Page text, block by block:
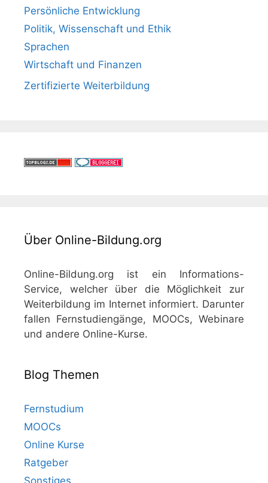
Persönliche Entwicklung
Politik, Wissenschaft und Ethik
Sprachen
Wirtschaft und Finanzen
Zertifizierte Weiterbildung
Über Online-Bildung.org
Online-Bildung.org ist ein Informations-
Service, welcher über die Möglichkeit zur
Weiterbildung im Internet informiert. Darunter
fallen Fernstudiengänge, MOOCs, Webinare
und andere Online-Kurse.
Blog Themen
Fernstudium
MOOCs
Online Kurse
Ratgeber
Sonstiges